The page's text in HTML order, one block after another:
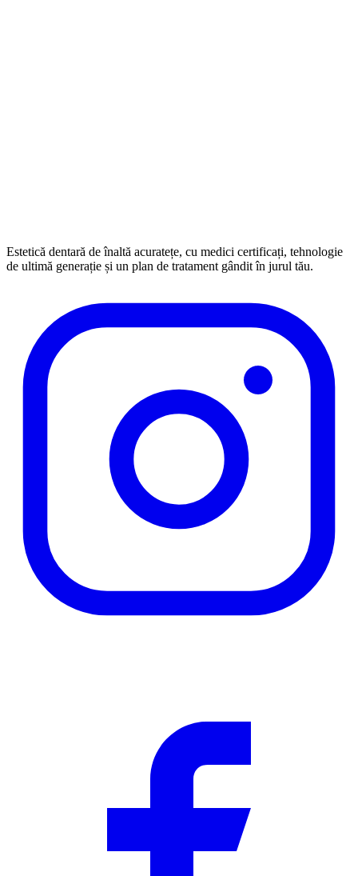
Estetică dentară de înaltă acuratețe, cu medici certificați, tehnologie
de ultimă generație și un plan de tratament gândit în jurul tău.